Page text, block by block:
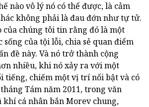
nào vô lý nó có thể được, là cảm
không phải là đau đớn như tự tử.
của chúng tôi tin rằng đó là một
của tội lỗi, chia sẻ quan điểm
đề này. Và nó trở thành cộng
nhiều, khi nó xảy ra với một
tiếng, chiếm một vị trí nổi bật và có
Tám năm 2011, trong văn
khí cá nhân bắn Morev chung,